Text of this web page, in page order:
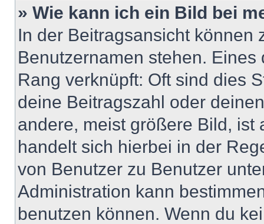
» Wie kann ich ein Bild bei
In der Beitragsansicht können
Benutzernamen stehen.
Rang verknüpft: Oft sind dies
deine Beitragszahl oder
andere, meist größere Bild, ist
handelt sich hierbei in der
von Benutzer zu Benutzer
Administration kann
benutzen können. Wenn du